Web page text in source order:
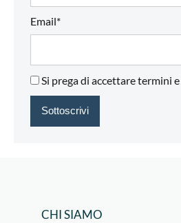
Email*
Si prega di accettare termini
CHI SIAMO